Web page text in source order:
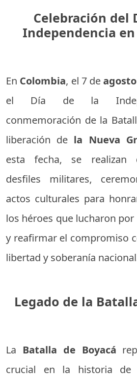
Celebración del
Independencia
En Colombia, el 7 deagosto
el Día de la
conmemoración de la
liberación de la Nueva
esta fecha, se realizan
desfiles militares,
actos culturales para
los héroes que lucharon
y reafirmar el compromiso
libertad y soberanía
Legado de la
La Batalla de Boyacá
crucial en la historia de